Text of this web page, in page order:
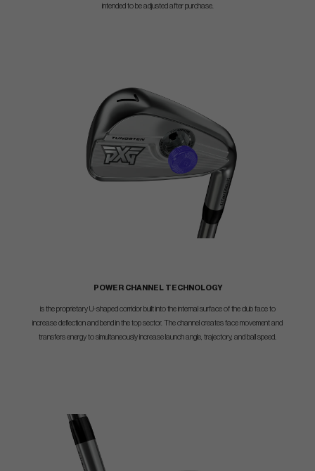
intended to be adjusted after purchase.
POWER CHANNEL TECHNOLOGY
is the proprietary U-shaped corridor built into the internal surface of the club face to
increase deflection and bend in the top sector. The channel creates face movement and
transfers energy to simultaneously increase launch angle, trajectory, and ball speed.